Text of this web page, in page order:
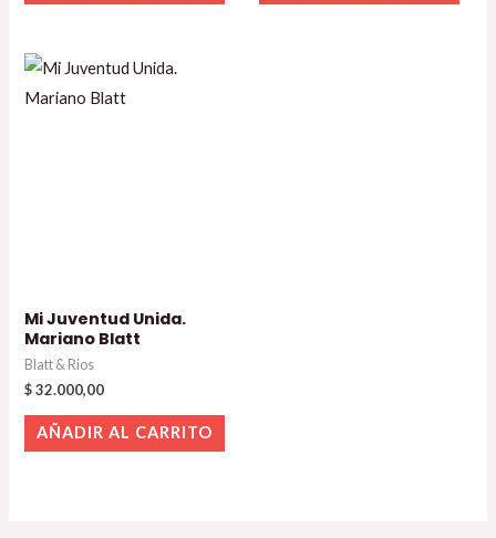
Mi Juventud Unida.
Mariano Blatt
Blatt & Rios
$32.000,00
AÑADIR AL CARRITO